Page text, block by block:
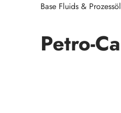
Base Fluids &
Petro-